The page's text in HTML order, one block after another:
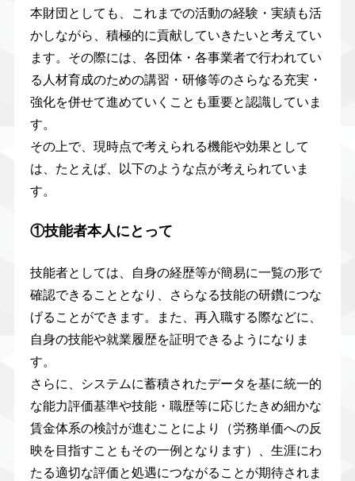
本財団としても、これまでの活動の経験・実績も活
かしながら、積極的に貢献していきたいと考えてい
ます。その際には、各団体・各事業者で行われてい
る人材育成のための講習・研修等のさらなる充実・
強化を併せて進めていくことも重要と認識していま
す。
その上で、現時点で考えられる機能や効果として
は、たとえば、以下のような点が考えられていま
す。
①技能者本人にとって
技能者としては、自身の経歴等が簡易に一覧の形で
確認できることとなり、さらなる技能の研鑽につな
げることができます。また、再入職する際などに、
自身の技能や就業履歴を証明できるようになりま
す。
さらに、システムに蓄積されたデータを基に統一的
な能力評価基準や技能・職歴等に応じたきめ細かな
賃金体系の検討が進むことにより（労務単価への反
映を目指すこともその一例となります）、生涯にわ
たる適切な評価と処遇につながることが期待されま